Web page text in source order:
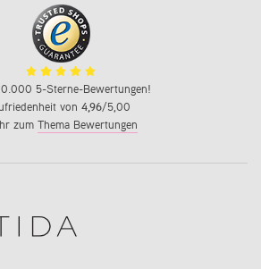
5-Sterne-Bewertungen!
von 4,96/5,00
zum Thema Bewertungen